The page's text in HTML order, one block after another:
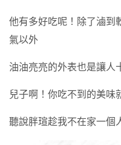
他有多好吃呢！除了滷到
氣以外
油油亮亮的外表也是讓人
兒子啊！你吃不到的美味
聽說胖瑄趁我不在家一個